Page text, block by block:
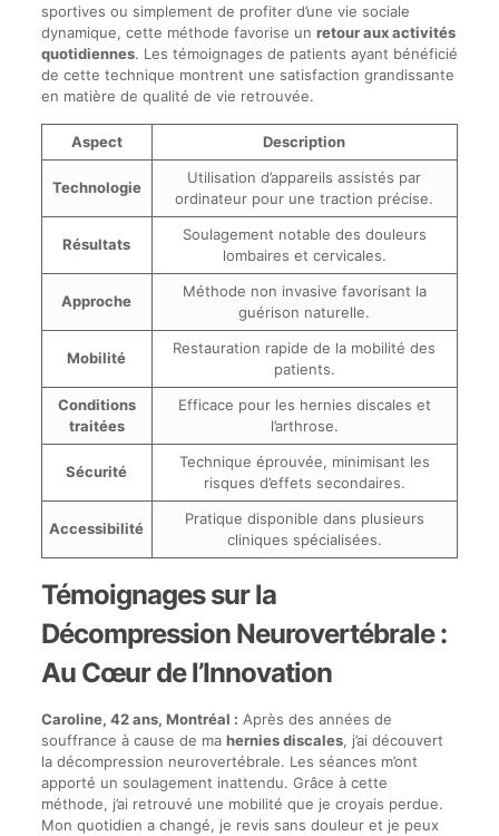
sportives ou simplement de profiter d’une vie sociale
dynamique, cette méthode favorise un retour aux activités
quotidiennes. Les témoignages de patients ayant bénéficié
de cette technique montrent une satisfaction grandissante
en matière de qualité de vie retrouvée.
Aspect Description
Technologie
Utilisation d’appareils assistés par
ordinateur pour une traction précise.
Résultats
Soulagement notable des douleurs
lombaires et cervicales.
Approche
Méthode non invasive favorisant la
guérison naturelle.
Mobilité
Restauration rapide de la mobilité des
patients.
Conditions
traitées
Efficace pour les hernies discales et
l’arthrose.
Sécurité
Technique éprouvée, minimisant les
risques d’effets secondaires.
Accessibilité
Pratique disponible dans plusieurs
cliniques spécialisées.
Témoignages sur la
Décompression Neurovertébrale :
Au Cœur de l’Innovation
Caroline, 42 ans, Montréal : Après des années de
souffrance à cause de ma hernies discales, j’ai découvert
la décompression neurovertébrale. Les séances m’ont
apporté un soulagement inattendu. Grâce à cette
méthode, j’ai retrouvé une mobilité que je croyais perdue.
Mon quotidien a changé, je revis sans douleur et je peux